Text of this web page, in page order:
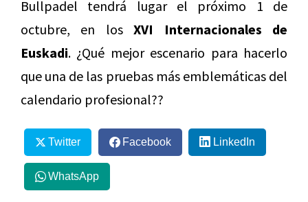
Bullpadel tendrá lugar el próximo 1 de
octubre, en losXVI Internacionales de
Euskadi. ¿Qué mejor escenario para hacerlo
que una de las pruebas más emblemáticas del
calendario profesional??
Twitter Facebook LinkedIn
WhatsApp